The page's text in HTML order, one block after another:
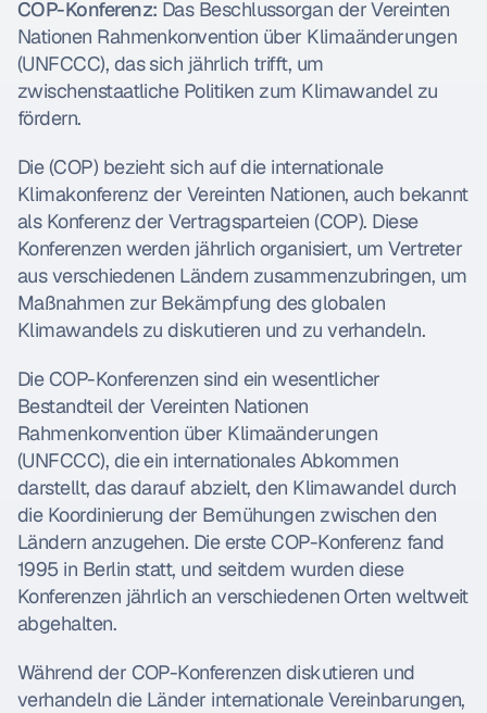
COP-Konferenz: Das Beschlussorgan der Vereinten
Nationen Rahmenkonvention über Klimaänderungen
(UNFCCC), das sich jährlich trifft, um
zwischenstaatliche Politiken zum Klimawandel zu
fördern.
Die (COP) bezieht sich auf die internationale
Klimakonferenz der Vereinten Nationen, auch bekannt
als Konferenz der Vertragsparteien (COP). Diese
Konferenzen werden jährlich organisiert, um Vertreter
aus verschiedenen Ländern zusammenzubringen, um
Maßnahmen zur Bekämpfung des globalen
Klimawandels zu diskutieren und zu verhandeln.
Die COP-Konferenzen sind ein wesentlicher
Bestandteil der Vereinten Nationen
Rahmenkonvention über Klimaänderungen
(UNFCCC), die ein internationales Abkommen
darstellt, das darauf abzielt, den Klimawandel durch
die Koordinierung der Bemühungen zwischen den
Ländern anzugehen. Die erste COP-Konferenz fand
1995 in Berlin statt, und seitdem wurden diese
Konferenzen jährlich an verschiedenen Orten weltweit
abgehalten.
Während der COP-Konferenzen diskutieren und
verhandeln die Länder internationale Vereinbarungen,